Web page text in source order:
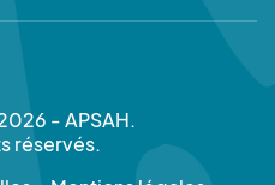
- APSAH.
réservés.